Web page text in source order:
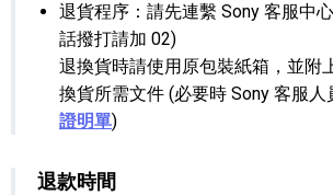
退貨程序：請先連繫 Sony 客服中
話撥打請加 02)
退換貨時請使用原包裝紙箱，並附
換貨所需文件 (必要時 Sony 客服人
證明單)
退款時間